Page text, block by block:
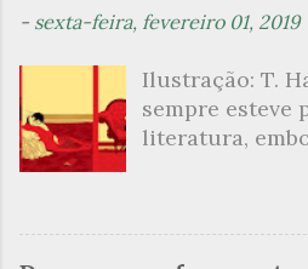
t
i
o
- sexta-feira, fevereiro 01, 2019
Ilustração: T.
sempre esteve
literatura,
que